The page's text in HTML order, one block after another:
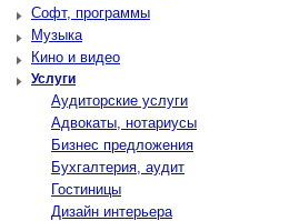
Софт, программы
Музыка
Кино и видео
Услуги
Аудиторские услуги
Адвокаты, нотариусы
Бизнес предложения
Бухгалтерия, аудит
Гостиницы
Дизайн интерьера